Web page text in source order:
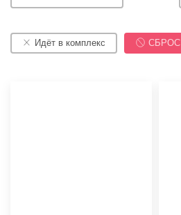
Идёт в комплекс СБРОС